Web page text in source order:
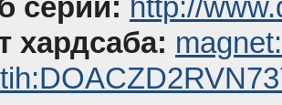
серии: http://
хардсаба: